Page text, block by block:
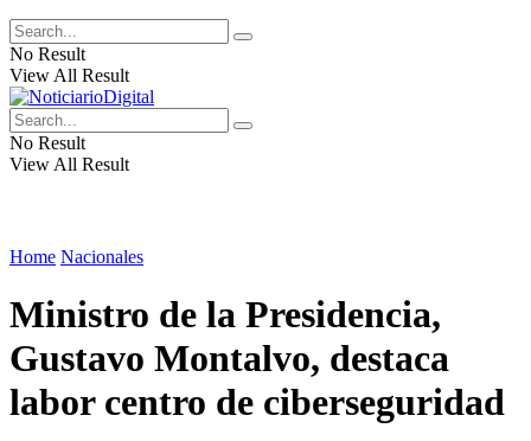
No Result
View All Result
No Result
View All Result
Home Nacionales
Ministro de la Presidencia,
Gustavo Montalvo, destaca
labor centro de ciberseguridad